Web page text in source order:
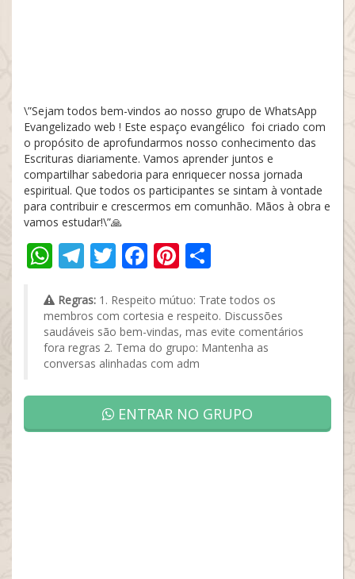
\”Sejam todos bem-vindos ao nosso grupo de WhatsApp
Evangelizado web ! Este espaço evangélico foi criado com
o propósito de aprofundarmos nosso conhecimento das
Escrituras diariamente. Vamos aprender juntos e
compartilhar sabedoria para enriquecer nossa jornada
espiritual. Que todos os participantes se sintam à vontade
para contribuir e crescermos em comunhão. Mãos à obra e
vamos estudar!\”🙏
WhatsApp
Telegram
Twitter
Facebook
Pinterest
Regras: 1. Respeito mútuo: Trate todos os
membros com cortesia e respeito. Discussões
saudáveis são bem-vindas, mas evite comentários
fora regras 2. Tema do grupo: Mantenha as
conversas alinhadas com adm
ENTRAR NO GRUPO